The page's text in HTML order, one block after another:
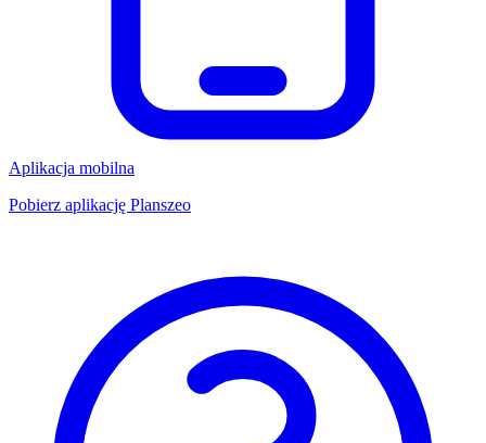
Aplikacja mobilna
Pobierz aplikację Planszeo